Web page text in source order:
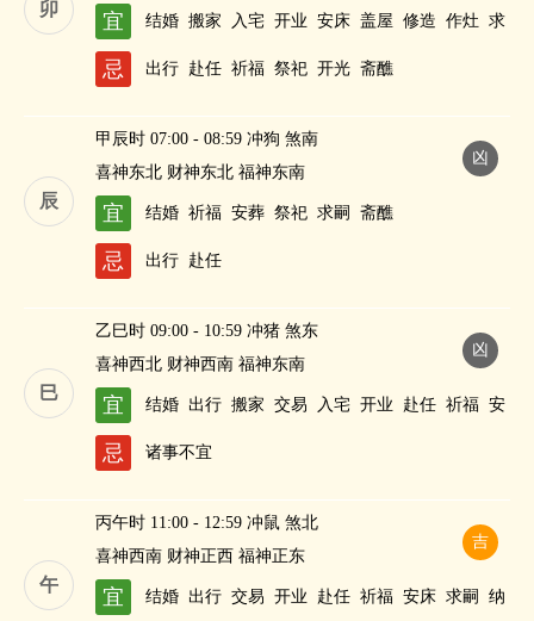
卯
宜 结婚 搬家 入宅 开业 安床 盖屋 修造 作灶 求
嗣
忌 出行 赴任 祈福 祭祀 开光 斋醮
辰
凶
甲辰时 07:00 - 08:59 冲狗 煞南
喜神东北 财神东北 福神东南
宜 结婚 祈福 安葬 祭祀 求嗣 斋醮
忌 出行 赴任
巳
凶
乙巳时 09:00 - 10:59 冲猪 煞东
喜神西北 财神西南 福神东南
宜 结婚 出行 搬家 交易 入宅 开业 赴任 祈福 安
葬
修造
忌 诸事不宜
午
吉
丙午时 11:00 - 12:59 冲鼠 煞北
喜神西南 财神正西 福神正东
宜 结婚 出行 交易 开业 赴任 祈福 安床 求嗣
纳